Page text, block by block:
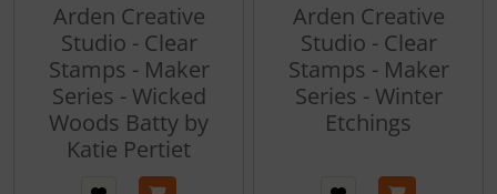
Arden Creative
Studio - Clear
Stamps - Maker
Series - Wicked
Woods Batty by
Katie Pertiet
Arden Creative
Studio - Clear
Stamps - Maker
Series - Winter
Etchings